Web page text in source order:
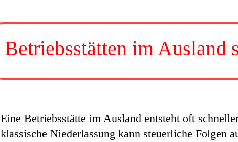
Betriebsstätten im Ausland
Eine Betriebsstätte im Ausland entsteht oft
klassische Niederlassung kann steuerliche Folgen